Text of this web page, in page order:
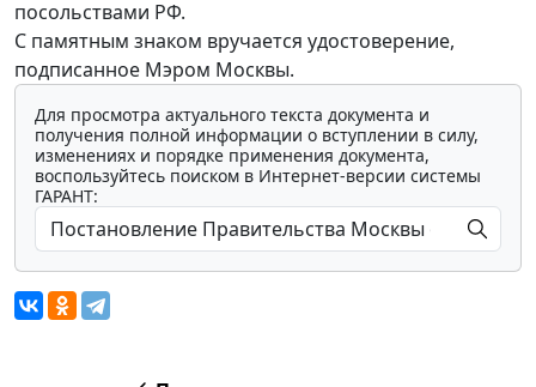
посольствами РФ.
С памятным знаком вручается удостоверение,
подписанное Мэром Москвы.
Для просмотра актуального текста документа и
получения полной информации о вступлении в силу,
изменениях и порядке применения документа,
воспользуйтесь поиском в Интернет-версии системы
ГАРАНТ: